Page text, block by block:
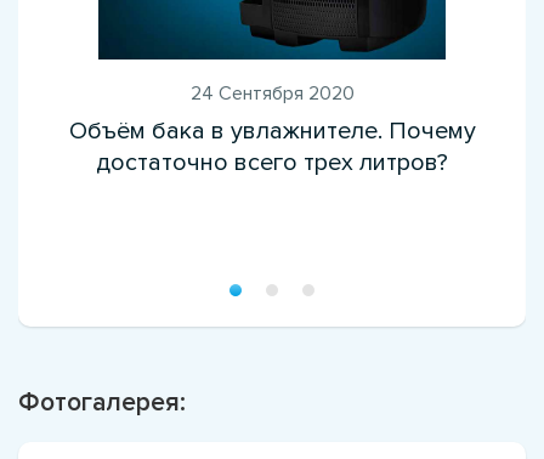
24 Сентября 2020
Объём бака в увлажнителе. Почему
достаточно всего трех литров?
Фотогалерея: